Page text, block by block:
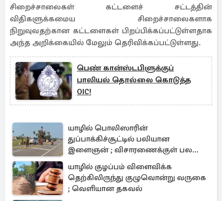
சிறைச்சாலைகள் கட்டளைச் சட்டத்தின்
விதிகளுக்கமைய சிறைச்சாலைகளாக
நிறுவுவதற்கான கட்டளைகள் பிறப்பிக்கப்பட்டுள்ளதாக
அந்த அறிக்கையில் மேலும் தெரிவிக்கப்பட்டுள்ளது.
பெண் கான்ஸ்டபிளுக்குப்
பாலியல் தொல்லை கொடுத்த
OIC!
யாழில் பொலிஸாரின்
துப்பாக்கிச்சூட்டில் பலியான
இளைஞன் ; விசாரணைக்குள் பல
உயரதிகாரிகள்
யாழில் குழப்பம் விளைவிக்க
தெற்கிலிருந்து குழுவொன்று வருகை
; வெளியான தகவல்